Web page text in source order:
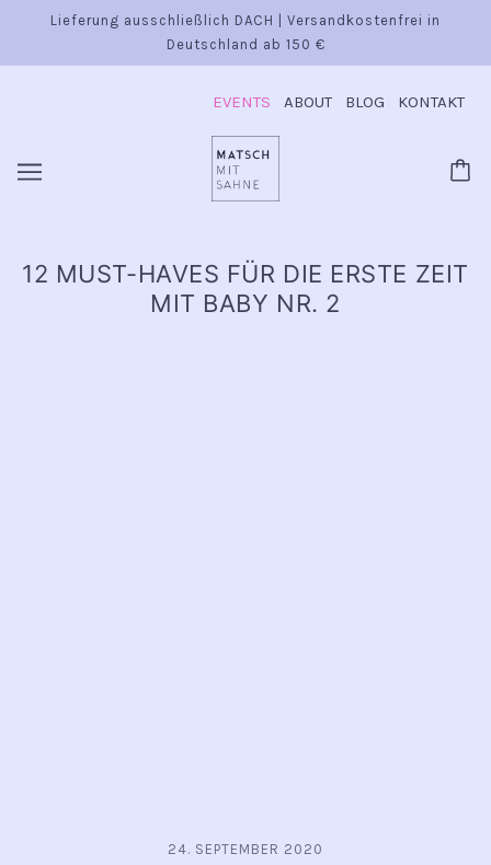
Lieferung ausschließlich DACH | Versandkostenfrei in
Deutschland ab 150 €
EVENTS ABOUT BLOG KONTAKT
12 MUST-HAVES FÜR DIE ERSTE ZEIT
MIT BABY NR. 2
24. SEPTEMBER 2020